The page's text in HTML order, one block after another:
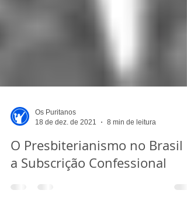
Os Puritanos
18 de dez. de 2021
8 min de leitura